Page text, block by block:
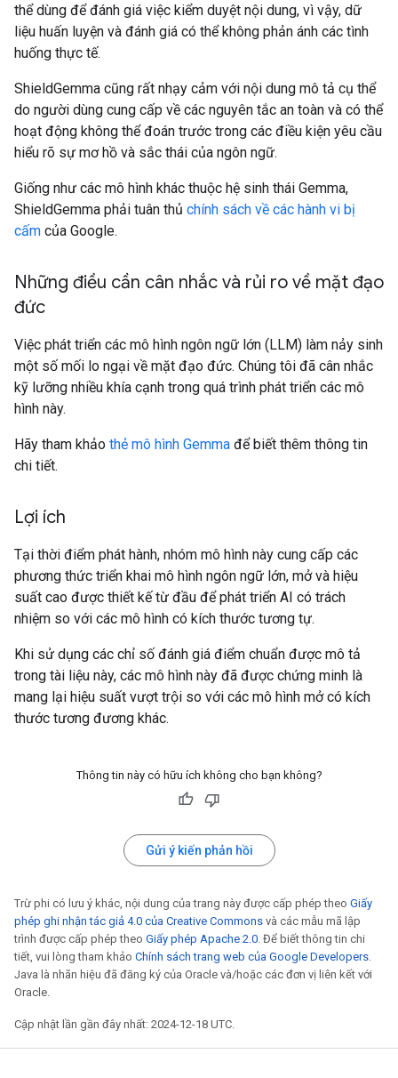
thể dùng để đánh giá việc kiểm duyệt nội dung, vì vậy, dữ
liệu huấn luyện và đánh giá có thể không phản ánh các tình
huống thực tế.
ShieldGemma cũng rất nhạy cảm với nội dung mô tả cụ thể
do người dùng cung cấp về các nguyên tắc an toàn và có thể
hoạt động không thể đoán trước trong các điều kiện yêu cầu
hiểu rõ sự mơ hồ và sắc thái của ngôn ngữ.
Giống như các mô hình khác thuộc hệ sinh thái Gemma,
ShieldGemma phải tuân thủ chính sách về các hành vi bị
cấm của Google.
Những điều cần cân nhắc và rủi ro về mặt đạo
đức
Việc phát triển các mô hình ngôn ngữ lớn (LLM) làm nảy sinh
một số mối lo ngại về mặt đạo đức. Chúng tôi đã cân nhắc
kỹ lưỡng nhiều khía cạnh trong quá trình phát triển các mô
hình này.
Hãy tham khảo thẻ mô hình Gemma để biết thêm thông tin
chi tiết.
Lợi ích
Tại thời điểm phát hành, nhóm mô hình này cung cấp các
phương thức triển khai mô hình ngôn ngữ lớn, mở và hiệu
suất cao được thiết kế từ đầu để phát triển AI có trách
nhiệm so với các mô hình có kích thước tương tự.
Khi sử dụng các chỉ số đánh giá điểm chuẩn được mô tả
trong tài liệu này, các mô hình này đã được chứng minh là
mang lại hiệu suất vượt trội so với các mô hình mở có kích
thước tương đương khác.
Thông tin này có hữu ích không cho bạn không?
Gửi ý kiến phản hồi
Trừ phi có lưu ý khác, nội dung của trang này được cấp phép theo Giấy
phép ghi nhận tác giả 4.0 của Creative Commons và các mẫu mã lập
trình được cấp phép theo Giấy phép Apache 2.0. Để biết thông tin chi
tiết, vui lòng tham khảo Chính sách trang web của Google Developers.
Java là nhãn hiệu đã đăng ký của Oracle và/hoặc các đơn vị liên kết với
Oracle.
Cập nhật lần gần đây nhất: 2024-12-18 UTC.